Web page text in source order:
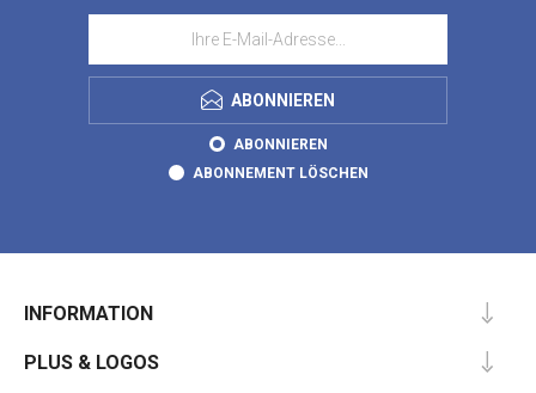
ABONNIEREN
ABONNIEREN
ABONNEMENT LÖSCHEN
INFORMATION
PLUS & LOGOS